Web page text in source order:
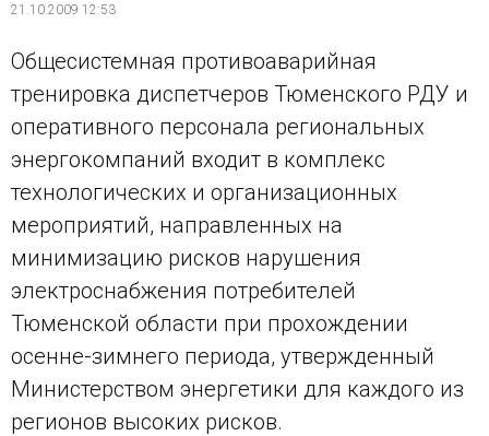
21.10.2009 12:53
Общесистемная противоаварийная
тренировка диспетчеров Тюменского РДУ и
оперативного персонала региональных
энергокомпаний входит в комплекс
технологических и организационных
мероприятий, направленных на
минимизацию рисков нарушения
электроснабжения потребителей
Тюменской области при прохождении
осенне-зимнего периода, утвержденный
Министерством энергетики для каждого из
регионов высоких рисков.